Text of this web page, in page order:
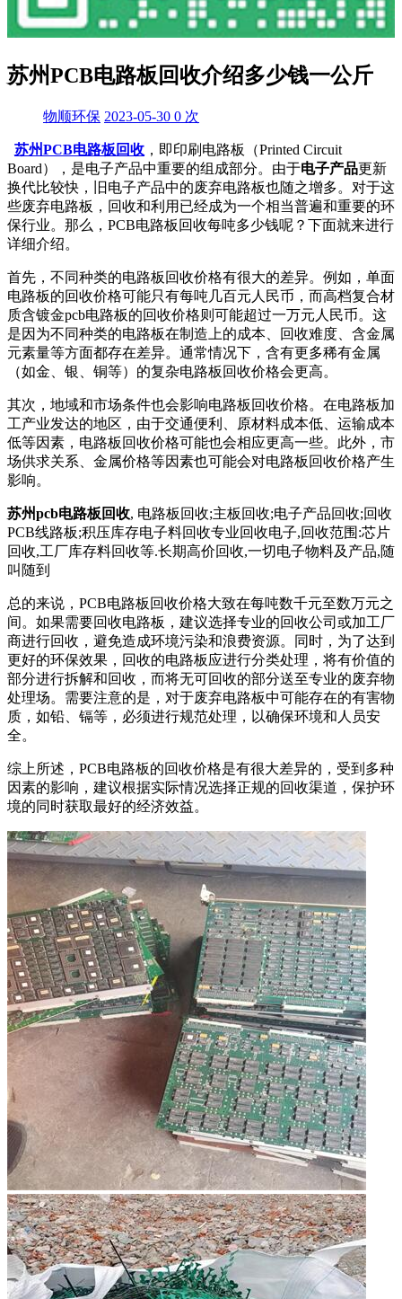
苏州PCB电路板回收介绍多少钱一公斤
物顺环保 2023-05-30 0 次
苏州PCB电路板回收 ，即印刷电路板（Printed Circuit
Board），是电子产品中重要的组成部分。由于电子产品更新
换代比较快，旧电子产品中的废弃电路板也随之增多。对于这
些废弃电路板，回收和利用已经成为一个相当普遍和重要的环
保行业。那么，PCB电路板回收每吨多少钱呢？下面就来进行
详细介绍。
首先，不同种类的电路板回收价格有很大的差异。例如，单面
电路板的回收价格可能只有每吨几百元人民币，而高档复合材
质含镀金pcb电路板的回收价格则可能超过一万元人民币。这
是因为不同种类的电路板在制造上的成本、回收难度、含金属
元素量等方面都存在差异。通常情况下，含有更多稀有金属
（如金、银、铜等）的复杂电路板回收价格会更高。
其次，地域和市场条件也会影响电路板回收价格。在电路板加
工产业发达的地区，由于交通便利、原材料成本低、运输成本
低等因素，电路板回收价格可能也会相应更高一些。此外，市
场供求关系、金属价格等因素也可能会对电路板回收价格产生
影响。
苏州pcb电路板回收, 电路板回收;主板回收;电子产品回收;回收
PCB线路板;积压库存电子料回收专业回收电子,回收范围:芯片
回收,工厂库存料回收等.长期高价回收,一切电子物料及产品,随
叫随到
总的来说，PCB电路板回收价格大致在每吨数千元至数万元之
间。如果需要回收电路板，建议选择专业的回收公司或加工厂
商进行回收，避免造成环境污染和浪费资源。同时，为了达到
更好的环保效果，回收的电路板应进行分类处理，将有价值的
部分进行拆解和回收，而将无可回收的部分送至专业的废弃物
处理场。需要注意的是，对于废弃电路板中可能存在的有害物
质，如铅、镉等，必须进行规范处理，以确保环境和人员安
全。
综上所述，PCB电路板的回收价格是有很大差异的，受到多种
因素的影响，建议根据实际情况选择正规的回收渠道，保护环
境的同时获取最好的经济效益。